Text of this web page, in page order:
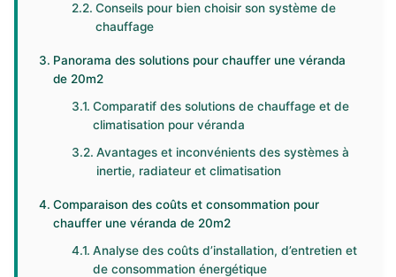
Conseils pour bien choisir son système de
chauffage
Panorama des solutions pour chauffer une véranda
de 20m2
Comparatif des solutions de chauffage et de
climatisation pour véranda
Avantages et inconvénients des systèmes à
inertie, radiateur et climatisation
Comparaison des coûts et consommation pour
chauffer une véranda de 20m2
Analyse des coûts d’installation, d’entretien et
de consommation énergétique